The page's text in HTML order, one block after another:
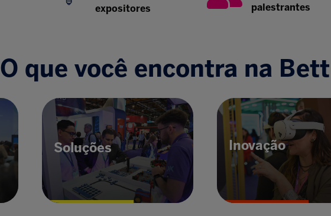
expositores palestrantes
O que você encontra na
Soluções Inovação